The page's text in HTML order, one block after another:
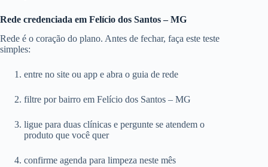
Rede credenciada em Felício dos Santos – MG
Rede é o coração do plano. Antes de fechar, faça este teste
simples:
entre no site ou app e abra o guia de rede
filtre por bairro em Felício dos Santos – MG
ligue para duas clínicas e pergunte se atendem o
produto que você quer
confirme agenda para limpeza neste mês